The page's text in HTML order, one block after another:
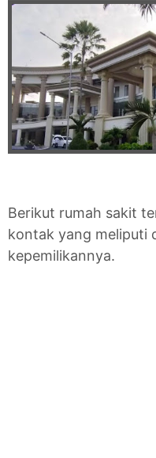
Berikut rumah sakit
kontak yang meliputi
kepemilikannya.